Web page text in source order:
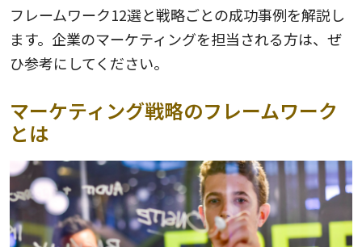
フレームワーク12選と戦略ごとの成功事例を解説し
ます。企業のマーケティングを担当される方は、ぜ
ひ参考にしてください。
マーケティング戦略のフレームワーク
とは